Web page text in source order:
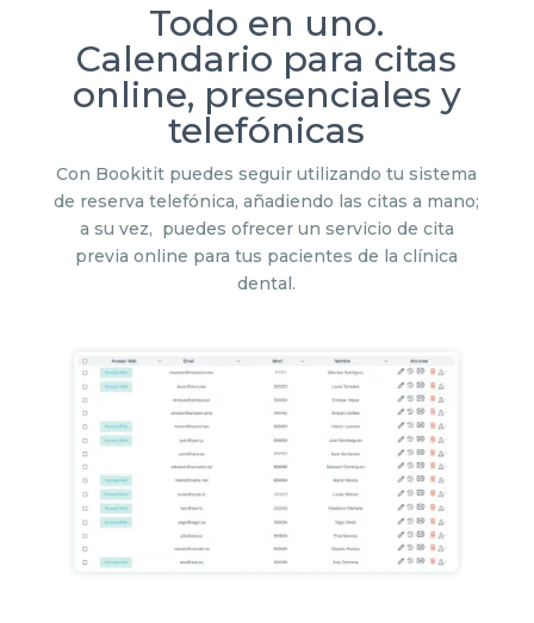
Todo en uno.
Calendario para citas
online, presenciales y
telefónicas
Con Bookitit puedes seguir utilizando tu sistema
de reserva telefónica, añadiendo las citas a mano;
a su vez, puedes ofrecer un servicio de cita
previa online para tus pacientes de la clínica
dental.